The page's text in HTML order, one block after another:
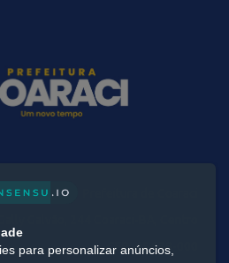
CEP: 45.638-000
para personalizar anúncios,